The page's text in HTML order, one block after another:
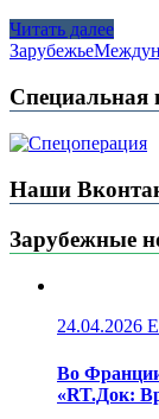
Читать далее
Зарубежье
Специальная
Наши
Зарубежные
24.04.2026
Во
«RT.Док: